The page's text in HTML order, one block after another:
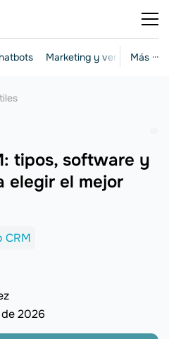
Más ···
Marketing y ventas
tipos, software y
elegir el mejor
CRM
2026